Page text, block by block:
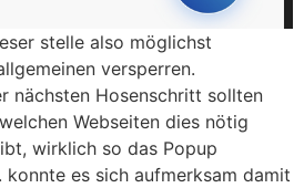
stelle also möglichst
versperren.
nächsten Hosenschritt sollten
Webseiten dies nötig
wirklich so das Popup
es sich aufmerksam damit